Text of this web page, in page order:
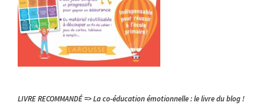
LIVRE RECOMMANDÉ => La co-éducation émotionnelle : le livre du blog !